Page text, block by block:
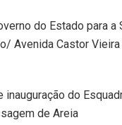
do Estado para
Avenida Castor Vieira
inauguração do
de Areia